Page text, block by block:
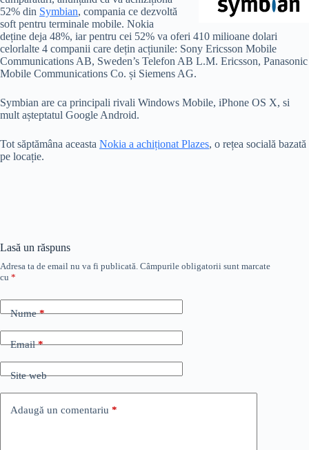
52% din Symbian, compania ce dezvoltă
soft pentru terminale mobile. Nokia
deține deja 48%, iar pentru cei 52% va oferi 410 milioane dolari
celorlalte 4 companii care dețin acțiunile: Sony Ericsson Mobile
Communications AB, Sweden’s Telefon AB L.M. Ericsson, Panasonic
Mobile Communications Co. și Siemens AG.
Symbian are ca principali rivali Windows Mobile, iPhone OS X, si
mult așteptatul Google Android.
Tot săptămâna aceasta Nokia a achiționat Plazes, o rețea socială bazată
pe locație.
Lasă un răspuns
Adresa ta de email nu va fi publicată. Câmpurile obligatorii sunt marcate
cu *
Nume*
Email*
Site web
Adaugă un comentariu *